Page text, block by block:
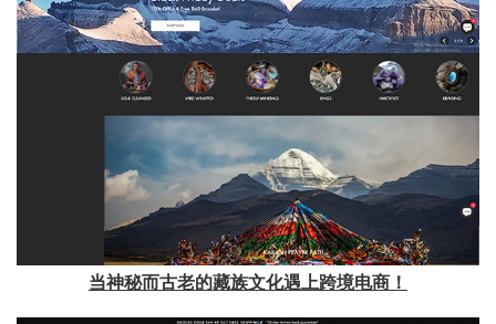
当神秘而古老的藏族文化遇上跨境电商！